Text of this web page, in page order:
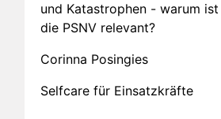
und Katastrophen - warum
die PSNV relevant?
Corinna Posingies
Selfcare für Einsatzkräfte